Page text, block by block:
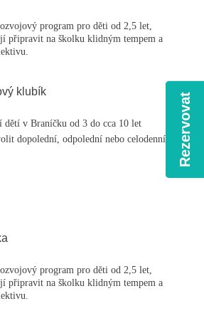
program pro děti od 2,5 let,
připravit na školku klidným tempem a
klubík
dětí v Braníčku od 3 do cca 10 let
dopolední, odpolední nebo celodenní
program pro děti od 2,5 let,
připravit na školku klidným tempem a
Rezervovat